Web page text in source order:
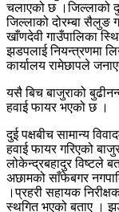
चलाएको छ ।जिल्लाको
जिल्लाको दोरम्बा सैलुङ
खाँणदेवी गाउँपालिका
झडपलाई नियन्त्रणमा
कार्यालय रामेछापले
यसै बिच बाजुराको
हवाई फायर भएको छ ।
दुई पक्षबीच सामान्य
हवाई फायर गरिएको
लोकेन्द्रबहादुर विष्टले
अछामको साँफेबगर
।प्रहरी सहायक
स्थगित भएको बताए ।